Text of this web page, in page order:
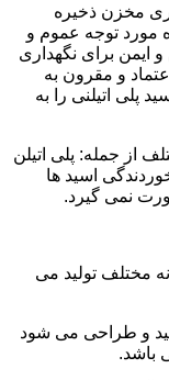
مخزن ذخیره
توجه عموم و
ایمن برای نگهداری
و مقرون به
پلی اتیلنی را به
از جمله: پلی اتیلن
اسید ها
نمی گیرد.
مختلف تولید می
و طراحی می شود
باشد.